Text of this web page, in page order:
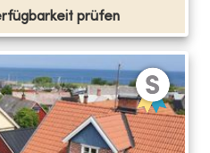
prüfen